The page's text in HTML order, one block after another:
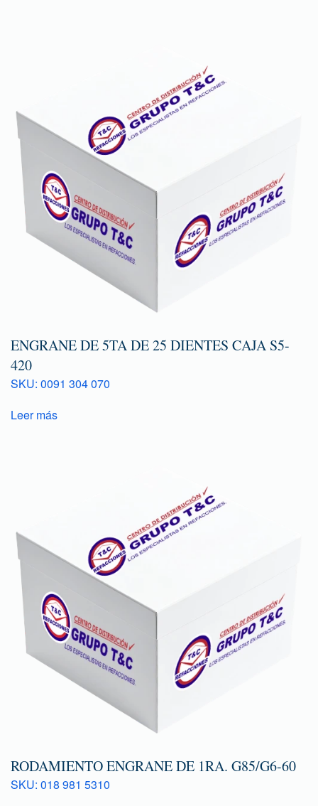
ENGRANE DE 5TA DE 25 DIENTES CAJA S5-
420
SKU: 0091 304 070
Leer más
RODAMIENTO ENGRANE DE 1RA. G85/G6-60
SKU: 018 981 5310